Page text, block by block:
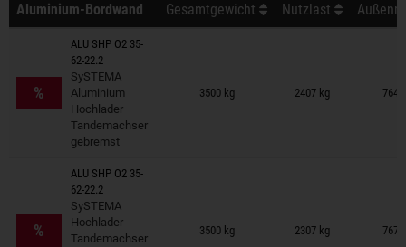
Aluminium-Bordwand
Gesamtgewicht Nutzlast
%
ALU SHP O2 35-
62-22.2
SySTEMA
Aluminium
Hochlader
Tandemachser
gebremst
3500 kg 2407 kg 764
Anhänger auf Merkzettel
%
ALU SHP O2 35-
62-22.2
SySTEMA
Hochlader
Tandemachser
3500 kg 2307 kg 767
Anhänger auf Merkzettel